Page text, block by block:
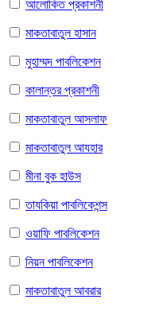
আলোকিত প্রকাশনী
মাকতাবাতুল হাসান
মুহাম্মদ পাবলিকেশন
কালান্তর প্রকাশনী
মাকতাবাতুল আসলাফ
মাকতাবাতুল আযহার
মীনা বুক হাউস
তাযকিয়া পাবলিকেশন্স
ওয়াফি পাবলিকেশন
নিয়ন পাবলিকেশন
মাকতাবাতুল আবরার